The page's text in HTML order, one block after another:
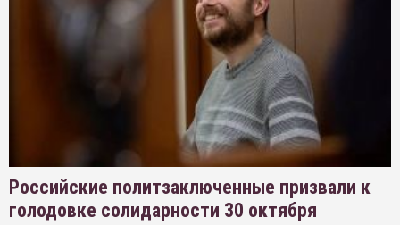
Российские политзаключенные призвали к
голодовке солидарности 30 октября